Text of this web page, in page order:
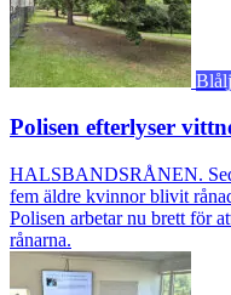
Polisen efterlyser
HALSBANDSRÅNEN.
fem äldre kvinnor blivit
Polisen arbetar nu brett för
rånarna.